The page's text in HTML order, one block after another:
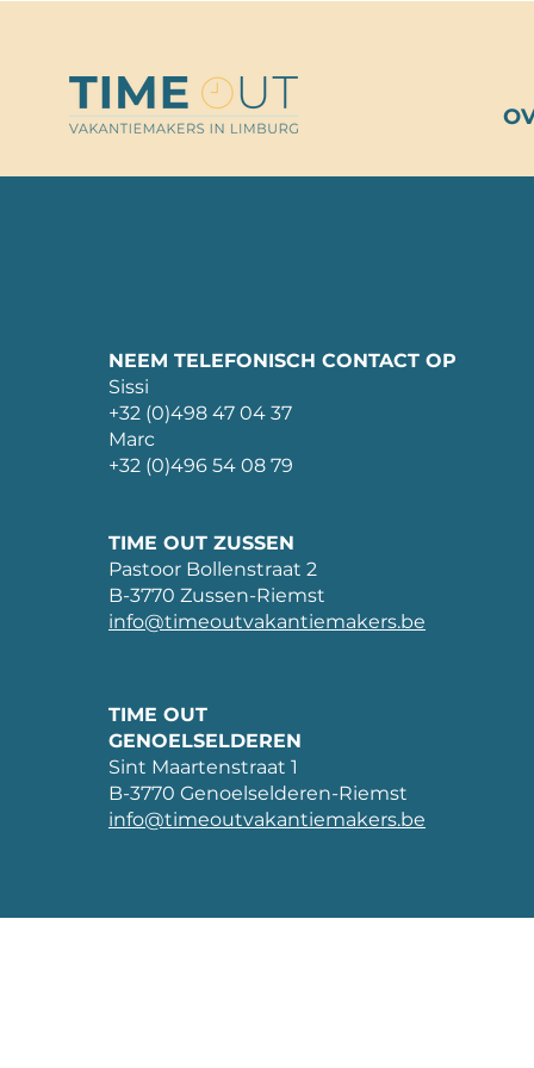
NEEM TELEFONISCH CONTACT OP
Sissi
+32 (0)498 47 04 37
Marc
+32 (0)496 54 08 79
TIME OUT ZUSSEN
Pastoor Bollenstraat 2
B-3770 Zussen-Riemst
info@timeoutvakantiemakers.be
TIME OUT
GENOELSELDEREN
Sint Maartenstraat 1
B-3770 Genoelselderen-Riemst
info@timeoutvakantiemakers.be